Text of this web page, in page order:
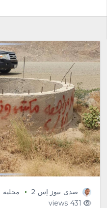
صدى نيوز إس 2 محلية
431 views